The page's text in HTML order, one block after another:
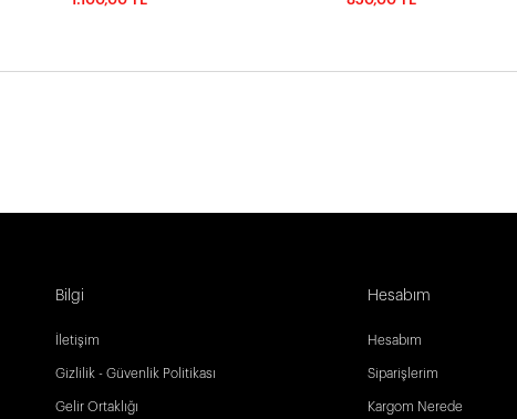
Bilgi
İletişim
Gizlilik - Güvenlik Politikası
Gelir Ortaklığı
Hesabım
Hesabım
Siparişlerim
Kargom Nerede